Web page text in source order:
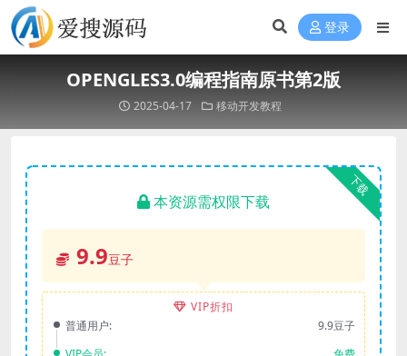
登录
OPENGLES3.0编程指南原书第2版
2025-04-17 移动开发教程
下载
本资源需权限下载
9.9豆子
VIP折扣
普通用户:
9.9豆子